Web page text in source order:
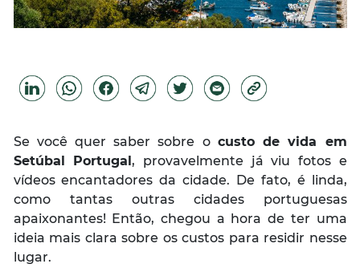
Se você quer saber sobre o custo de vida em
Setúbal Portugal, provavelmente já viu fotos e
vídeos encantadores da cidade. De fato, é linda,
como tantas outras cidades portuguesas
apaixonantes! Então, chegou a hora de ter uma
ideia mais clara sobre os custos para residir nesse
lugar.